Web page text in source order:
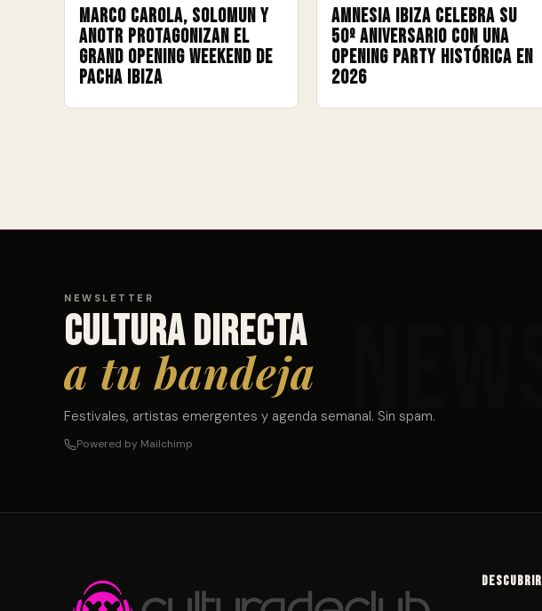
Marco Carola, Solomun y
ANOTR protagonizan el
Grand Opening Weekend de
Pacha Ibiza
Amnesia Ibiza celebra su
50º aniversario con una
Opening Party histórica en
2026
NEWSLETTER
Cultura directa
a tu bandeja
Festivales, artistas emergentes y agenda semanal. Sin spam.
Powered by Mailchimp
Descubrir